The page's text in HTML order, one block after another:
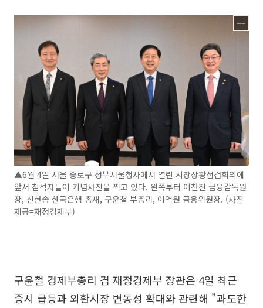
▲6월 4일 서울 종로구 정부서울청사에서 열린 시장상황점검회의에
앞서 참석자들이 기념사진을 찍고 있다. 왼쪽부터 이찬진 금융감독원
장, 신현송 한국은행 총재, 구윤철 부총리, 이억원 금융위원장. (사진
제공=재정경제부)
구윤철 경제부총리 겸 재정경제부 장관은 4일 최근
증시 급등과 외환시장 변동성 확대와 관련해 "과도한